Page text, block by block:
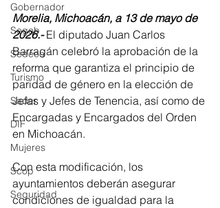
Gobernador
Segob
Sedeco
Turismo
Sader
DIF
Mujeres
Scop
Seguridad
Morelia, Michoacán, a 13 de mayo de
2026.- El diputado Juan Carlos
Barragán celebró la aprobación de la
reforma que garantiza el principio de
paridad de género en la elección de
Jefas y Jefes de Tenencia, así como de
Encargadas y Encargados del Orden
en Michoacán.
Con esta modificación, los
ayuntamientos deberán asegurar
condiciones de igualdad para la